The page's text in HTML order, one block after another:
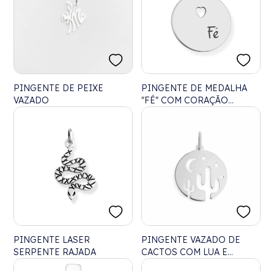
PINGENTE DE PEIXE
VAZADO
PINGENTE DE MEDALHA
"FÉ" COM CORAÇÃO
VAZADO
PINGENTE LASER
SERPENTE RAJADA
PINGENTE VAZADO DE
CACTOS COM LUA E
ESTRELAS